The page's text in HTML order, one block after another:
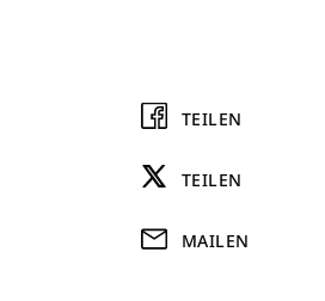
TEILEN
TEILEN
MAILEN